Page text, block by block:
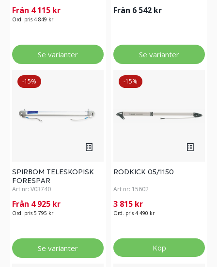
Från 4 115 kr
Ord. pris 4 849 kr
Se varianter
Från 6 542 kr
Se varianter
-15%
SPIRBOM TELESKOPISK
FORESPAR
Art nr: V03740
Från 4 925 kr
Ord. pris 5 795 kr
Se varianter
-15%
RODKICK 05/1150
Art nr: 15602
3 815 kr
Ord. pris 4 490 kr
Köp